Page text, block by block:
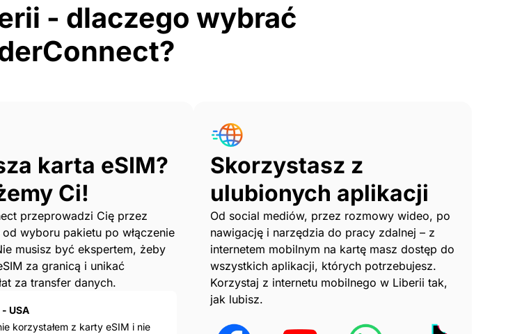
- dlaczego wybrać
karta eSIM?
Ci!
przeprowadzi Cię przez
wyboru pakietu po włączenie
musisz być ekspertem, żeby
za granicą i unikać
za transfer danych.
USA
korzystałem z karty eSIM i nie
Skorzystasz z
ulubionych aplikacji
Od social mediów, przez rozmowy wideo, po
nawigację i narzędzia do pracy zdalnej – z
internetem mobilnym na kartę masz dostęp do
wszystkich aplikacji, których potrzebujesz.
Korzystaj z internetu mobilnego w Liberii tak,
jak lubisz.